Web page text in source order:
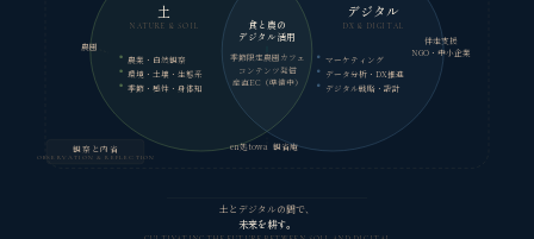
観察と内省
OBSERVATION & REFLECTION
土
NATURE & SOIL
農業・自然観察
環境・土壌・生態系
季節・感性・身体知
デジタル
DX & DIGITAL
マーケティング
データ分析・DX推進
デジタル戦略・設計
食と農の
デジタル活用
季節限定農園カフェ
コンテンツ発信
産直EC（準備中）
農園
en処towa 観省庵
伴走支援
NGO・中小企業
土とデジタルの間で、
未来を耕す。